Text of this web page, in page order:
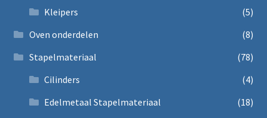
Kleipers
(5)
Oven onderdelen
(8)
Stapelmateriaal
(78)
Cilinders
(4)
Edelmetaal Stapelmateriaal
(18)